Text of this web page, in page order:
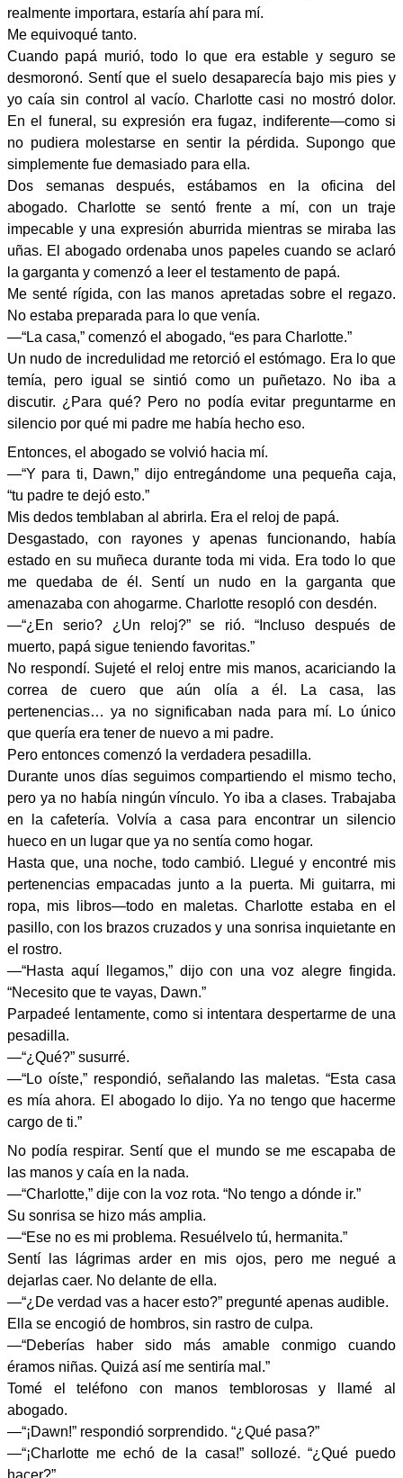
realmente importara, estaría ahí para mí.
Me equivoqué tanto.
Cuando papá murió, todo lo que era estable y seguro se
desmoronó. Sentí que el suelo desaparecía bajo mis pies y
yo caía sin control al vacío. Charlotte casi no mostró dolor.
En el funeral, su expresión era fugaz, indiferente—como si
no pudiera molestarse en sentir la pérdida. Supongo que
simplemente fue demasiado para ella.
Dos semanas después, estábamos en la oficina del
abogado. Charlotte se sentó frente a mí, con un traje
impecable y una expresión aburrida mientras se miraba las
uñas. El abogado ordenaba unos papeles cuando se aclaró
la garganta y comenzó a leer el testamento de papá.
Me senté rígida, con las manos apretadas sobre el regazo.
No estaba preparada para lo que venía.
—“La casa,” comenzó el abogado, “es para Charlotte.”
Un nudo de incredulidad me retorció el estómago. Era lo que
temía, pero igual se sintió como un puñetazo. No iba a
discutir. ¿Para qué? Pero no podía evitar preguntarme en
silencio por qué mi padre me había hecho eso.
Entonces, el abogado se volvió hacia mí.
—“Y para ti, Dawn,” dijo entregándome una pequeña caja,
“tu padre te dejó esto.”
Mis dedos temblaban al abrirla. Era el reloj de papá.
Desgastado, con rayones y apenas funcionando, había
estado en su muñeca durante toda mi vida. Era todo lo que
me quedaba de él. Sentí un nudo en la garganta que
amenazaba con ahogarme. Charlotte resopló con desdén.
—“¿En serio? ¿Un reloj?” se rió. “Incluso después de
muerto, papá sigue teniendo favoritas.”
No respondí. Sujeté el reloj entre mis manos, acariciando la
correa de cuero que aún olía a él. La casa, las
pertenencias… ya no significaban nada para mí. Lo único
que quería era tener de nuevo a mi padre.
Pero entonces comenzó la verdadera pesadilla.
Durante unos días seguimos compartiendo el mismo techo,
pero ya no había ningún vínculo. Yo iba a clases. Trabajaba
en la cafetería. Volvía a casa para encontrar un silencio
hueco en un lugar que ya no sentía como hogar.
Hasta que, una noche, todo cambió. Llegué y encontré mis
pertenencias empacadas junto a la puerta. Mi guitarra, mi
ropa, mis libros—todo en maletas. Charlotte estaba en el
pasillo, con los brazos cruzados y una sonrisa inquietante en
el rostro.
—“Hasta aquí llegamos,” dijo con una voz alegre fingida.
“Necesito que te vayas, Dawn.”
Parpadeé lentamente, como si intentara despertarme de una
pesadilla.
—“¿Qué?” susurré.
—“Lo oíste,” respondió, señalando las maletas. “Esta casa
es mía ahora. El abogado lo dijo. Ya no tengo que hacerme
cargo de ti.”
No podía respirar. Sentí que el mundo se me escapaba de
las manos y caía en la nada.
—“Charlotte,” dije con la voz rota. “No tengo a dónde ir.”
Su sonrisa se hizo más amplia.
—“Ese no es mi problema. Resuélvelo tú, hermanita.”
Sentí las lágrimas arder en mis ojos, pero me negué a
dejarlas caer. No delante de ella.
—“¿De verdad vas a hacer esto?” pregunté apenas audible.
Ella se encogió de hombros, sin rastro de culpa.
—“Deberías haber sido más amable conmigo cuando
éramos niñas. Quizá así me sentiría mal.”
Tomé el teléfono con manos temblorosas y llamé al
abogado.
—“¡Dawn!” respondió sorprendido. “¿Qué pasa?”
—“¡Charlotte me echó de la casa!” sollozé. “¿Qué puedo
hacer?”